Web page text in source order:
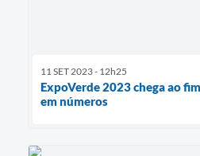
11 SET 2023 - 12h25
ExpoVerde 2023 chega ao
em números